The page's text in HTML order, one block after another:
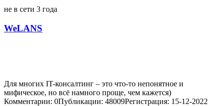
не в сети 3 года
WeLANS
Для многих IT-консалтинг – это что-то непонятное и
мифическое, но всё намного проще, чем кажется)
Комментарии: 0Публикации: 48009Регистрация: 15-12-2022